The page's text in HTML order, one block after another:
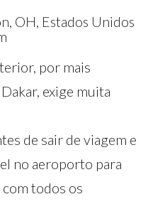
OH, Estados Unidos
por mais
exige muita
de sair de viagem e
no aeroporto para
todos os